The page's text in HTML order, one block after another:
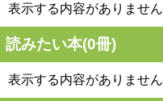
表示する内容がありません
読みたい本(0冊)
表示する内容がありません